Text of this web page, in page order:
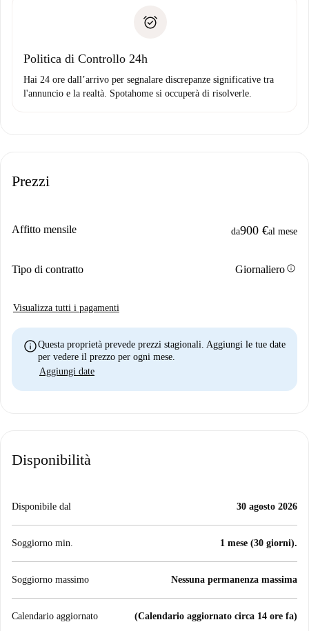
Domiciliazione del pagamento
solo se non segnali problemi.
Politica di Controllo 24h
Hai 24 ore dall’arrivo per segnalare discrepanze significative tra
l'annuncio e la realtà. Spotahome si occuperà di risolverle.
Prezzi
Affitto mensile da900 €al mese
Tipo di contratto Giornalieroinfo
Visualizza tutti i pagamenti
infoQuesta proprietà prevede prezzi stagionali. Aggiungi le tue date
per vedere il prezzo per ogni mese.
Aggiungi date
Disponibilità
Disponibile dal 30 agosto 2026
Soggiorno min. 1 mese (30 giorni).
Soggiorno massimo Nessuna permanenza massima
Calendario aggiornato (Calendario aggiornato circa 14 ore fa)